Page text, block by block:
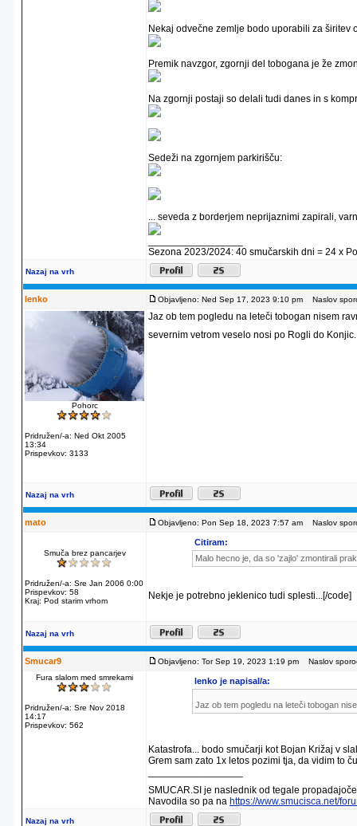
Nekaj odvečne zemlje bodo uporabili za širitev
Premik navzgor, zgornji del tobogana je že
Na zgornji postaji so delali tudi danes in s
Sedeži na zgornjem parkirišču:
... seveda z borderjem neprijaznimi zapirali,
Sezona 2023/2024: 40 smučarskih dni = 24 x
Nazaj na vrh
lenko Objavljeno: Ned Sep 17, 2023 9:10 pm Naslov
Pohorc
Pridružen/-a: Ned Okt 2005
13:34
Prispevkov: 3133
Jaz ob tem pogledu na leteči tobogan nisem
severnim vetrom veselo nosi po Rogli do
Nazaj na vrh
mato Objavljeno: Pon Sep 18, 2023 7:57 am Naslov
Smuča brez pancarjev
Pridružen/-a: Sre Jan 2006 0:00
Prispevkov: 58
Kraj: Pod starim vrhom
Citiram:
Malo hecno je, da so 'zajlo' zmontirali
Nekje je potrebno jeklenico tudi splesti...[/code]
Nazaj na vrh
Smucar9 Objavljeno: Tor Sep 19, 2023 1:19 pm
Naslov
Fura slalom med smrekami
Pridružen/-a: Sre Nov 2018
14:17
Prispevkov: 562
lenko je napisal/a:
Jaz ob tem pogledu na leteči tobogan
Katastrofa... bodo smučarji kot Bojan Križaj v
Grem sam zato 1x letos pozimi tja, da vidim to
SMUCAR.SI je naslednik od tegale
Navodila so pa na https://www.smucisca.net/
Nazaj na vrh